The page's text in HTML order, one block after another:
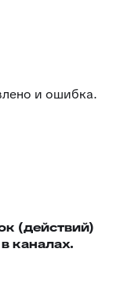
и ошибка.
(действий)
каналах.